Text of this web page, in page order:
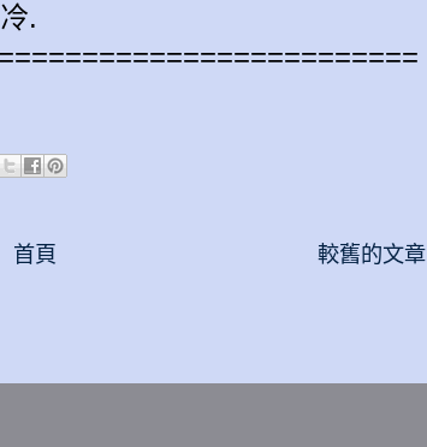
.
較舊的文章
首頁